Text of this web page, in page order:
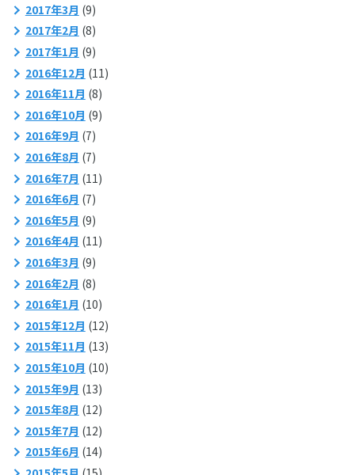
2017年3月 (9)
2017年2月 (8)
2017年1月 (9)
2016年12月 (11)
2016年11月 (8)
2016年10月 (9)
2016年9月 (7)
2016年8月 (7)
2016年7月 (11)
2016年6月 (7)
2016年5月 (9)
2016年4月 (11)
2016年3月 (9)
2016年2月 (8)
2016年1月 (10)
2015年12月 (12)
2015年11月 (13)
2015年10月 (10)
2015年9月 (13)
2015年8月 (12)
2015年7月 (12)
2015年6月 (14)